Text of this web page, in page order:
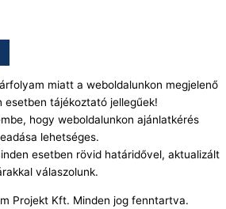
miatt a weboldalunkon megjelenő
esetben tájékoztató jellegűek!
hogy weboldalunkon ajánlatkérés
lehetséges.
esetben rövid határidővel, aktualizált
válaszolunk.
Projekt Kft. Minden jog fenntartva.